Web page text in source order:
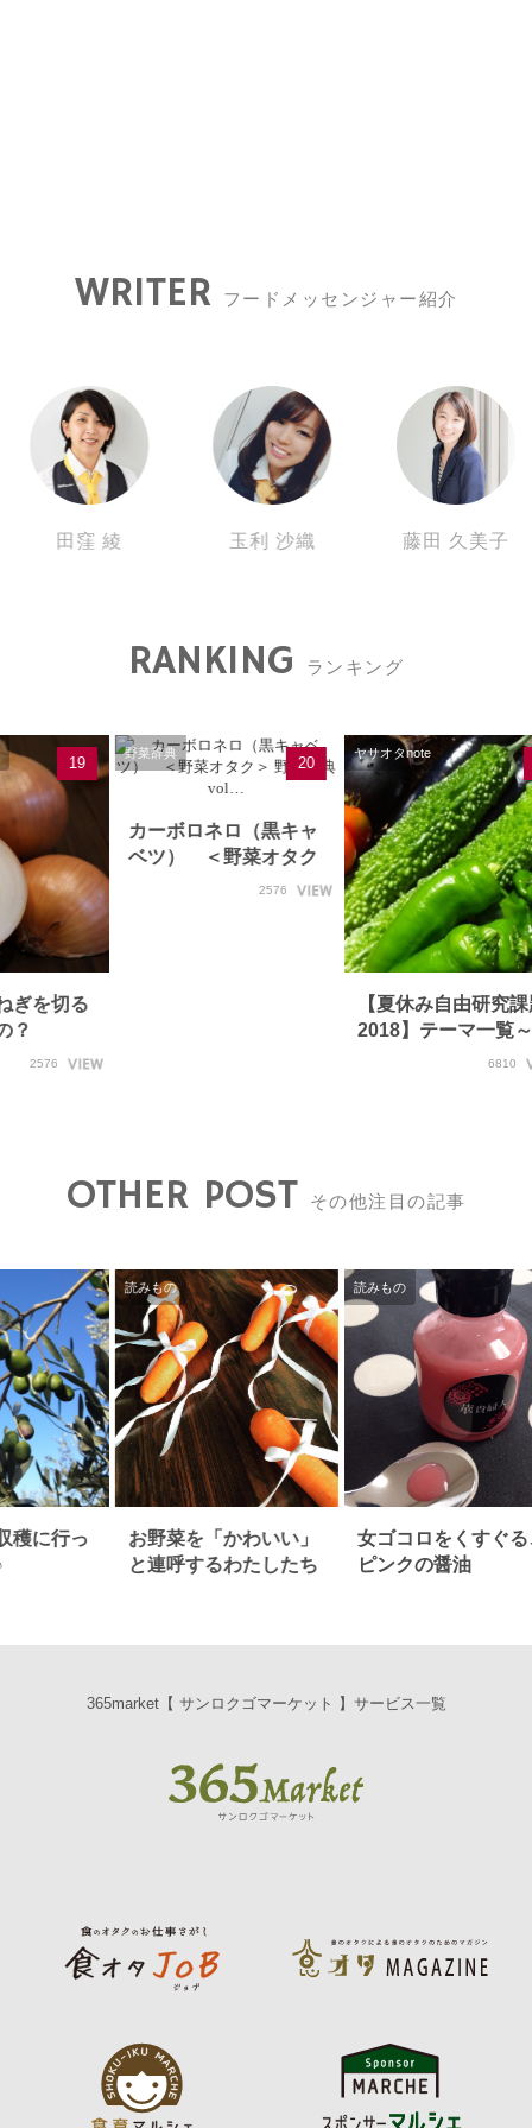
WRITER フードメッセンジャー紹介
田窪 綾 玉利 沙織 藤田 久美子
RANKING ランキング
19
ぎを切る
？
2576
野菜辞典
20
カーボロネロ（黒キャ
ベツ） ＜野菜オタク
＞ 野菜辞典 vol…
2576
ヤサオタnote
【夏休み自由研究
2018】テーマ一覧
菜実験に挑戦しよ…
6810
OTHER POST その他注目の記事
穫に行っ
読みもの
お野菜を「かわいい」
と連呼するわたしたち
読みもの
女ゴコロをくすぐ
ピンクの醤油
365market【 サンロクゴマーケット 】サービス一覧